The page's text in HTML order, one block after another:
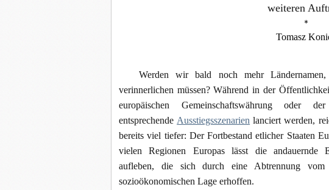
weiteren
*
Tomasz
Werden wir bald noch mehr Ländernamen,
verinnerlichen müssen? Während in der
europäischen Gemeinschaftswährung
entsprechende Ausstiegsszenarien lanciert werden,
bereits viel tiefer: Der Fortbestand etlicher Staaten
vielen Regionen Europas lässt die andauernde
aufleben, die sich durch eine Abtrennung vom
sozioökonomischen Lage erhoffen.